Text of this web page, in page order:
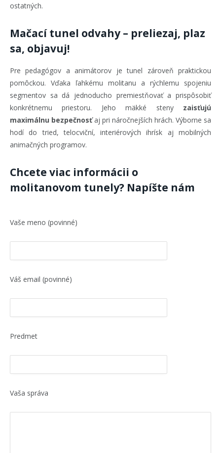
ostatných.
Mačací tunel odvahy – preliezaj, plaz
sa, objavuj!
Pre pedagógov a animátorov je tunel zároveň praktickou
pomôckou. Vďaka ľahkému molitanu a rýchlemu spojeniu
segmentov sa dá jednoducho premiestňovať a prispôsobiť
konkrétnemu priestoru. Jeho mäkké steny zaisťujú
maximálnu bezpečnosťaj pri náročnejších hrách. Výborne sa
hodí do tried, telocviční, interiérových ihrísk aj mobilných
animačných programov.
Chcete viac informácii o
molitanovom tunely? Napíšte nám
Vaše meno (povinné)
Váš email (povinné)
Predmet
Vaša správa